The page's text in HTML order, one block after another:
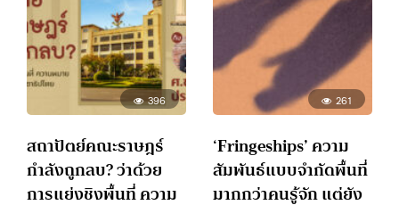
396
สถาปัตย์คณะราษฎร์
กำลังถูกลบ? ว่าด้วย
การแย่งชิงพื้นที่ ความ
261
‘Fringeships’ ความ
สัมพันธ์แบบจำกัดพื้นที่
มากกว่าคนรู้จัก แต่ยัง